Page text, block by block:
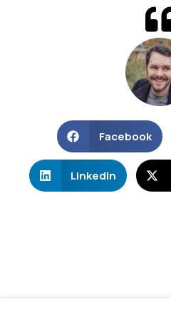
Facebook
LinkedIn